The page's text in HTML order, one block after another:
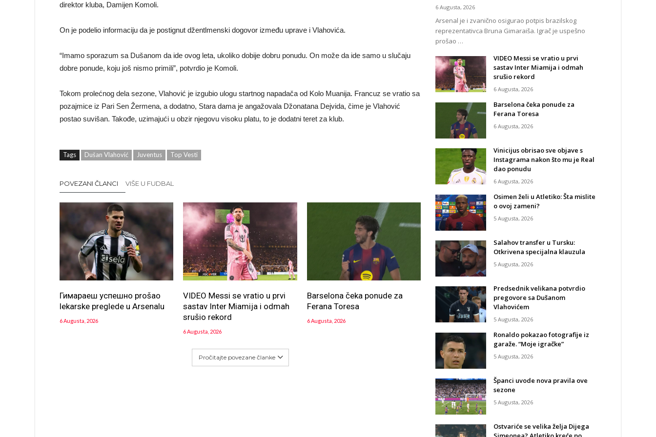
direktor kluba, Damijen Komoli.
On je podelio informaciju da je postignut džentlmenski dogovor između uprave i Vlahovića.
“Imamo sporazum sa Dušanom da ide ovog leta, ukoliko dobije dobru ponudu. On može da ide samo u slučaju
dobre ponude, koju još nismo primili”, potvrdio je Komoli.
Tokom prolećnog dela sezone, Vlahović je izgubio ulogu startnog napadača od Kolo Muanija. Francuz se vratio sa
pozajmice iz Pari Sen Žermena, a dodatno, Stara dama je angažovala Džonatana Dejvida, čime je Vlahović
postao suvišan. Takođe, uzimajući u obzir njegovu visoku platu, to je dodatni teret za klub.
Tags Dušan Vlahović Juventus Top Vesti
POVEZANI ČLANCI VIŠE U FUDBAL
Гимараеш успешно prošao
lekarske preglede u Arsenalu
6 Augusta, 2026
VIDEO Messi se vratio u prvi
sastav Inter Miamija i odmah
srušio rekord
6 Augusta, 2026
Barselona čeka ponude za
Ferana Toresa
6 Augusta, 2026
Pročitajte povezane članke
6 Augusta, 2026
Arsenal je i zvanično osigurao potpis brazilskog
reprezentativca Bruna Gimaraiša. Igrač je uspešno
prošao …
VIDEO Messi se vratio u prvi
sastav Inter Miamija i odmah
srušio rekord
6 Augusta, 2026
Barselona čeka ponude za
Ferana Toresa
6 Augusta, 2026
Vinicijus obrisao sve objave s
Instagrama nakon što mu je Real
dao ponudu
6 Augusta, 2026
Osimen želi u Atletiko: Šta mislite
o ovoj zameni?
5 Augusta, 2026
Salahov transfer u Tursku:
Otkrivena specijalna klauzula
5 Augusta, 2026
Predsednik velikana potvrdio
pregovore sa Dušanom
Vlahovićem
5 Augusta, 2026
Ronaldo pokazao fotografije iz
garaže. “Moje igračke”
5 Augusta, 2026
Španci uvode nova pravila ove
sezone
5 Augusta, 2026
Ostvariće se velika želja Dijega